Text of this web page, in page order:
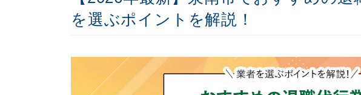
を選ぶポイントを解説！